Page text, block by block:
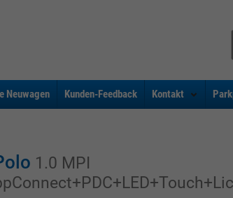
Neuwagen Kunden-Feedback Kontakt
1.0 MPI